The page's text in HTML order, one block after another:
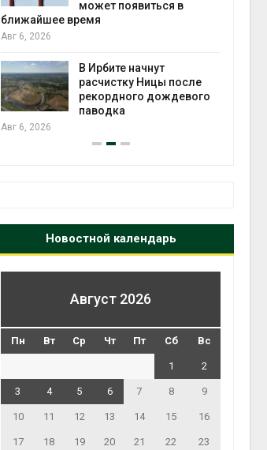
может появиться в
ближайшее время
Авг 6, 2026
В Ирбите начнут
расчистку Ницы после
рекордного дождевого
паводка
Авг 6, 2026
Новостной календарь
Август 2026
Пн Вт Ср Чт Пт Сб Вс
1 2
3 4 5 6 7 8 9
10 11 12 13 14 15 16
17 18 19 20 21 22 23